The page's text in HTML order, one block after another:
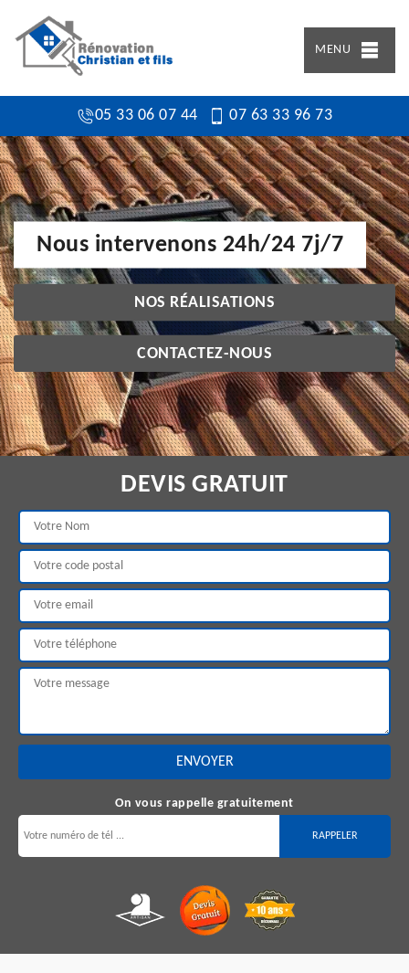
MENU
05 33 06 07 44 07 63 33 96 73
Nous intervenons 24h/24 7j/7
NOS RÉALISATIONS
CONTACTEZ-NOUS
DEVIS GRATUIT
On vous rappelle gratuitement